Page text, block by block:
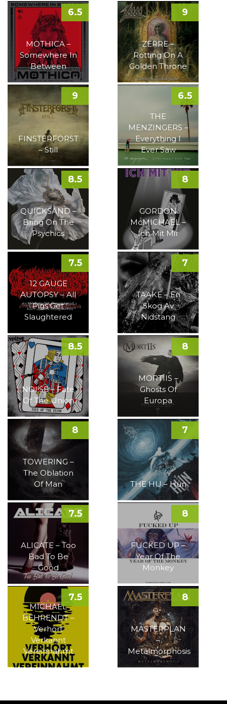
MOTHICA –
Somewhere In
Between
6.5
ZERRE –
Rotting On A
Golden Throne
9
FINSTERFORST
– Still
9
THE
MENZINGERS –
Everything I
Ever Saw
6.5
QUICKSAND –
Bring On The
Psychics
8.5
GORDON
McMICHAEL –
Ich Mit Mir
8
12 GAUGE
AUTOPSY – All
Pigs Get
Slaughtered
7.5
TAAKE – En
Skog Av
Nidstang
7
NOI!SE – Fate
Of The Union
8.5
MORTIIS –
Ghosts Of
Europa
8
TOWERING –
The Oblation
Of Man
8
THE HU – Hun
7
ALICATE – Too
Bad To Be
Good
7.5
FUCKED UP –
Year Of The
Monkey
8
MICHAEL
BEHRENDT –
Verhört
Verkannt
Vereinnahmt
7.5
MASTERPLAN
–
Metalmorphosis
8